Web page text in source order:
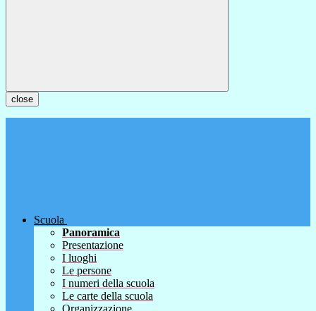
close
Scuola
Panoramica
Presentazione
I luoghi
Le persone
I numeri della scuola
Le carte della scuola